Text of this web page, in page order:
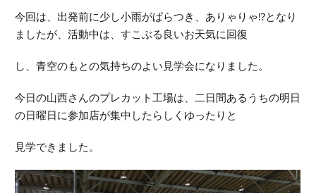
今回は、出発前に少し小雨がぱらつき、ありゃりゃ⁉︎となり
ましたが、活動中は、すこぶる良いお天気に回復
し、青空のもとの気持ちのよい見学会になりました。
今日の山西さんのプレカット工場は、二日間あるうちの明日
の日曜日に参加店が集中したらしくゆったりと
見学できました。